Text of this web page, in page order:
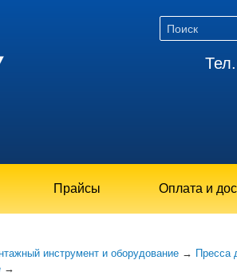
Прайсы Оплата и
инструмент и оборудование → Пресса
→